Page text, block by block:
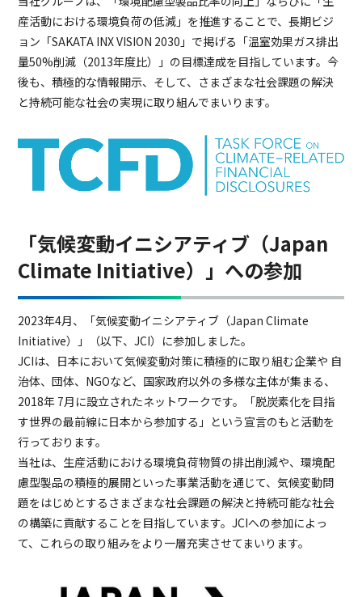
産活動における環境負荷の低減」を推進することで、長期ビジ
ョン「SAKATA INX VISION 2030」で掲げる「温室効果ガス排出
量50%削減（2013年度比）」の目標達成を目指しています。今
後も、積極的な情報開示、そして、さまざまな社会課題の解決
と持続可能な社会の実現に取り組んでまいります。
「気候変動イニシアティブ（Japan
Climate Initiative）」への参加
2023年4月、「気候変動イニシアティブ（Japan Climate
Initiative）」（以下、JCI）に参加しました。
JCIは、日本において気候変動対策に積極的に取り組む企業や 自
治体、団体、NGOなど、国家政府以外の多様な主体が集まる、
2018年 7月に設立されたネットワークです。「脱炭素化を目指
す世界の最前線に日本から参加する」という宣言のもと活動を
行っております。
当社は、生産活動における環境負荷物質の排出削減や、環境配
慮型製品の積極的展開といった事業活動を通じて、気候変動問
題をはじめとするさまざまな社会課題の解決と持続可能な社会
の構築に貢献することを目指しています。JCIへの参加によっ
て、これらの取り組みをより一層充実させてまいります。